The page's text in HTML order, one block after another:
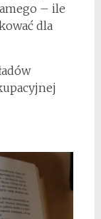
– ile
dla